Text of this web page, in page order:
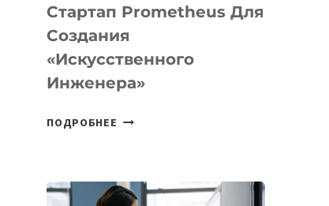
LINUX
Стартап Prometheus Для
Создания
«искусственного
Инженера»
ПОДРОБНЕЕ ДЖЕФФ
PROMETHEUS